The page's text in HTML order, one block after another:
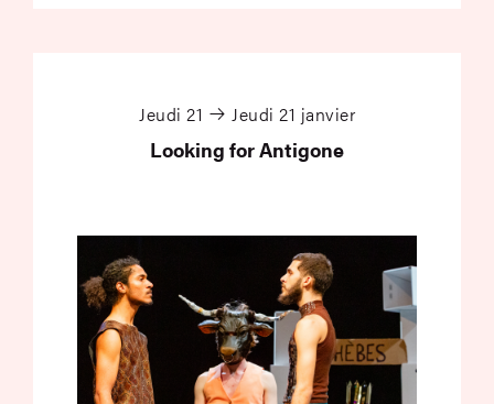
Jeudi 21 Jeudi 21 janvier
Looking for Antigone